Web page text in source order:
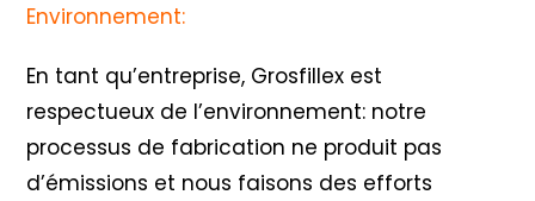
Environnement:
En tant qu’entreprise, Grosfillex est
respectueux de l’environnement: notre
processus de fabrication ne produit pas
d’émissions et nous faisons des efforts